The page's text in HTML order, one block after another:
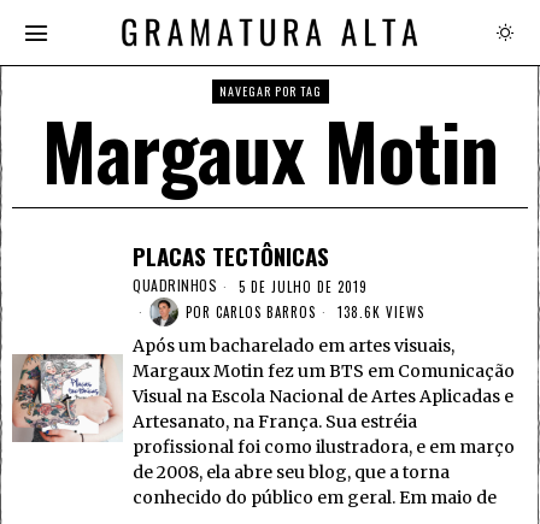
NAVEGAR POR TAG
Margaux Motin
PLACAS TECTÔNICAS
QUADRINHOS
5 DE JULHO DE 2019
POR CARLOS BARROS 138.6K VIEWS
Após um bacharelado em artes visuais,
Margaux Motin fez um BTS em Comunicação
Visual na Escola Nacional de Artes Aplicadas e
Artesanato, na França. Sua estréia
profissional foi como ilustradora, e em março
de 2008, ela abre seu blog, que a torna
conhecido do público em geral. Em maio de